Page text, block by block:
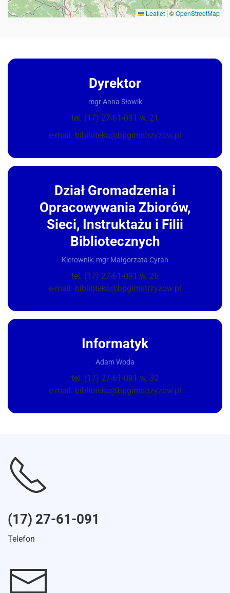
Leaflet | ©OpenStreetMap
Dyrektor
mgr Anna Słowik
tel. (17) 27-61-091 w. 21
e-mail: biblioteka@bpgimstrzyzow.pl
Dział Gromadzenia i
Opracowywania Zbiorów,
Sieci, Instruktażu i Filii
Bibliotecznych
Kierownik: mgr Małgorzata Cyran
tel. (17) 27-61-091 w. 26
e-mail: biblioteka@bpgimstrzyzow.pl
Informatyk
Adam Woda
tel. (17) 27-61-091 w. 30
e-mail: biblioteka@bpgimstrzyzow.pl
(17) 27-61-091
Telefon